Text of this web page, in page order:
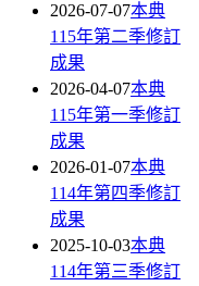
2026-07-07本典
115年第二季修訂
成果
2026-04-07本典
115年第一季修訂
成果
2026-01-07本典
114年第四季修訂
成果
2025-10-03本典
114年第三季修訂